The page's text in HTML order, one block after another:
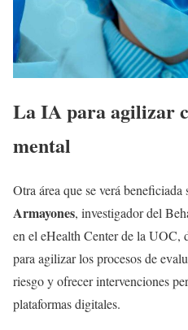
La IA para agilizar
mental
Otra área que se verá beneficiada
Armayones, investigador del
en el eHealth Center de la UOC,
para agilizar los procesos de
riesgo y ofrecer intervenciones
plataformas digitales.